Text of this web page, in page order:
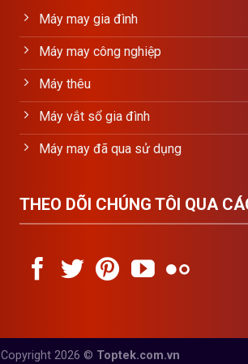
Máy may gia đình
Máy may công nghiệp
Máy thêu
Máy vắt sổ gia đình
Máy may đã qua sử dụng
THEO DÕI CHÚNG TÔI QUA
Copyright 2026 © Toptek.com.vn